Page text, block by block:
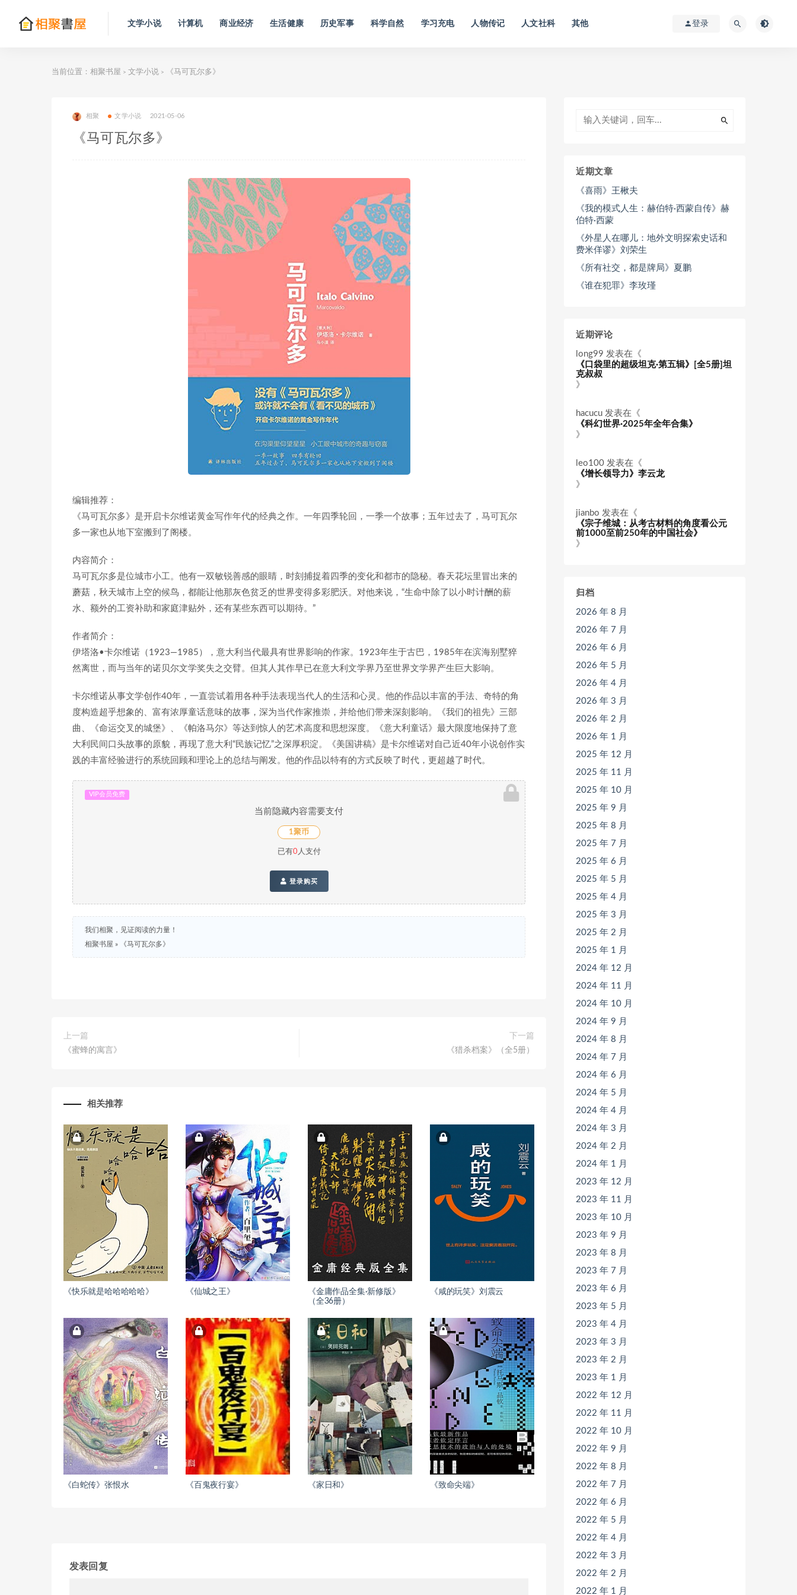
文学小说 计算机 商业经济 生活健康 历史军事 科学自然 学习充电 人物传记 人文社科 其他 登录
当前位置： 相聚书屋 > 文学小说 > 《马可瓦尔多》
相聚 文学小说 2021-05-06
《马可瓦尔多》
编辑推荐：
《马可瓦尔多》是开启卡尔维诺黄金写作年代的经典之作。一年四季轮回，一季一个故事；五年过去了，马可瓦尔
多一家也从地下室搬到了阁楼。
内容简介：
马可瓦尔多是位城市小工。他有一双敏锐善感的眼睛，时刻捕捉着四季的变化和都市的隐秘。春天花坛里冒出来的
蘑菇，秋天城市上空的候鸟，都能让他那灰色贫乏的世界变得多彩肥沃。对他来说，“生命中除了以小时计酬的薪
水、额外的工资补助和家庭津贴外，还有某些东西可以期待。”
作者简介：
伊塔洛•卡尔维诺（1923—1985），意大利当代最具有世界影响的作家。1923年生于古巴，1985年在滨海别墅猝
然离世，而与当年的诺贝尔文学奖失之交臂。但其人其作早已在意大利文学界乃至世界文学界产生巨大影响。
卡尔维诺从事文学创作40年，一直尝试着用各种手法表现当代人的生活和心灵。他的作品以丰富的手法、奇特的角
度构造超乎想象的、富有浓厚童话意味的故事，深为当代作家推崇，并给他们带来深刻影响。《我们的祖先》三部
曲、《命运交叉的城堡》、《帕洛马尔》等达到惊人的艺术高度和思想深度。《意大利童话》最大限度地保持了意
大利民间口头故事的原貌，再现了意大利“民族记忆”之深厚积淀。《美国讲稿》是卡尔维诺对自己近40年小说创作实
践的丰富经验进行的系统回顾和理论上的总结与阐发。他的作品以特有的方式反映了时代，更超越了时代。
VIP会员免费
当前隐藏内容需要支付
1聚币
已有0人支付
登录购买
我们相聚，见证阅读的力量！
相聚书屋 » 《马可瓦尔多》
上一篇
《蜜蜂的寓言》
下一篇
《猎杀档案》（全5册）
相关推荐
《快乐就是哈哈哈哈哈》 《仙城之王》
《金庸作品全集·新修版》
（全36册）
《咸的玩笑》刘震云
《白蛇传》张恨水 《百鬼夜行宴》 《家日和》 《致命尖端》
发表回复
近期文章
《喜雨》王楸夫
《我的模式人生：赫伯特·西蒙自传》赫
伯特·西蒙
《外星人在哪儿：地外文明探索史话和
费米佯谬》刘荣生
《所有社交，都是牌局》夏鹏
《谁在犯罪》李玫瑾
近期评论
long99 发表在《
《口袋里的超级坦克·第五辑》[全5册]坦
克叔叔
》
hacucu 发表在《
《科幻世界·2025年全年合集》
》
leo100 发表在《
《增长领导力》李云龙
》
jianbo 发表在《
《宗子维城：从考古材料的角度看公元
前1000至前250年的中国社会》
》
归档
2026 年 8 月
2026 年 7 月
2026 年 6 月
2026 年 5 月
2026 年 4 月
2026 年 3 月
2026 年 2 月
2026 年 1 月
2025 年 12 月
2025 年 11 月
2025 年 10 月
2025 年 9 月
2025 年 8 月
2025 年 7 月
2025 年 6 月
2025 年 5 月
2025 年 4 月
2025 年 3 月
2025 年 2 月
2025 年 1 月
2024 年 12 月
2024 年 11 月
2024 年 10 月
2024 年 9 月
2024 年 8 月
2024 年 7 月
2024 年 6 月
2024 年 5 月
2024 年 4 月
2024 年 3 月
2024 年 2 月
2024 年 1 月
2023 年 12 月
2023 年 11 月
2023 年 10 月
2023 年 9 月
2023 年 8 月
2023 年 7 月
2023 年 6 月
2023 年 5 月
2023 年 4 月
2023 年 3 月
2023 年 2 月
2023 年 1 月
2022 年 12 月
2022 年 11 月
2022 年 10 月
2022 年 9 月
2022 年 8 月
2022 年 7 月
2022 年 6 月
2022 年 5 月
2022 年 4 月
2022 年 3 月
2022 年 2 月
2022 年 1 月